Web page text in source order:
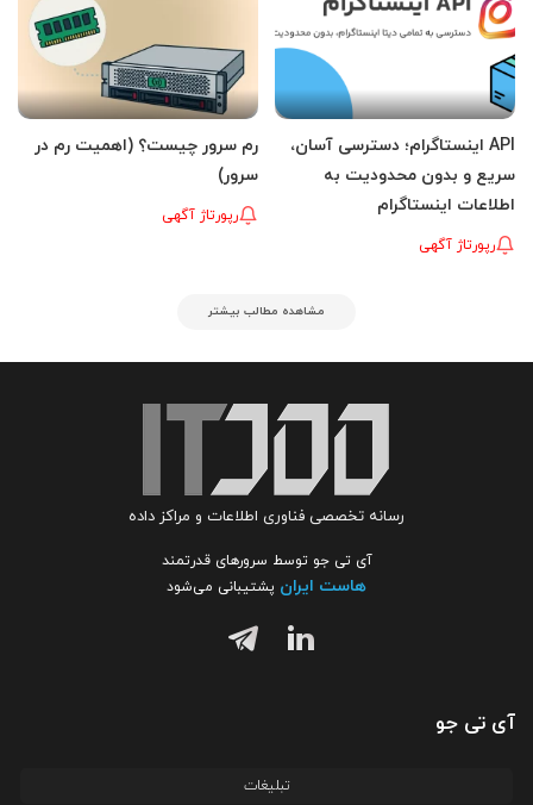
API اینستاگرام؛ دسترسی آسان،
سریع و بدون محدودیت به
اطلاعات اینستاگرام
رپورتاژ آگهی
رم سرور چیست؟ (اهمیت رم در
سرور)
رپورتاژ آگهی
مشاهده مطالب بیشتر
رسانه تخصصی فناوری اطلاعات و مراکز داده
آی تی جو توسط سرورهای قدرتمند
هاست ایران پشتیبانی می‌شود
آی تی جو
تبلیغات